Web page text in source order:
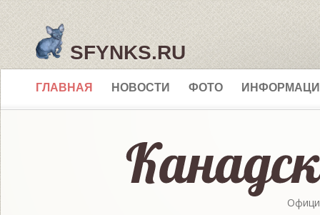
SFYNKS.RU
ГЛАВНАЯ НОВОСТИ ФОТО